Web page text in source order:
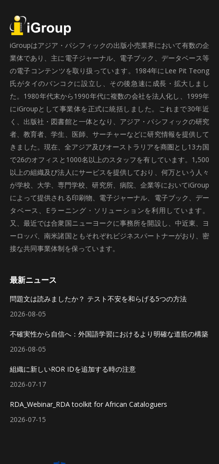
iGroupはアジア・パシフィックの出版小売業界において有数の企
業体であり、主に電子ジャーナル、電子ブック、データベース等
の電子コンテンツを取り扱っています。1984年にLee Pit Teong
氏がタイのバンコクに設立し、その後急速に成長・拡大しまし
た。1980年代末から1990年代に複数の会社を法人化し、1999年
にiGroupとして事業体を正式に統括しました。これまで30年近
く、出版社・図書館と一体となり、アジア・パシフィックの研究
者、教育者、学生、医師、サーチャーなどに研究情報を提供して
きました。現在、全アジア及びオーストラリアを商圏とし13カ国
で26のオフィスと1000名以上のスタッフを有しています。1,500
以上の組織及び法人にサービスを提供しており、何万という人々
が学校、大学、専門学校、研究所、病院、企業等においてiGroup
によって提供される印刷物、電子ジャーナル、電子ブック、デー
タベース、Eラーニング・ソリューションを利用しています。
又、最近では合衆国ニューヨークに事務所を開設し、中近東、ヨ
ーロッパ、南米諸国ともそれぞれビジネスパートナーがおり、密
接な共同事業体制を保っています。
最新ニュース
問題文は読みましたか？ テスト不安を和らげる5つの方法
2026-08-05
不確実性から自信へ：外国語学習におけるより明確な道筋の構築
2026-08-05
組織に新しいROR IDを追加する時の注意
2026-07-17
RDA_Webinar_RDA toolkit for African Cataloguers
2026-07-15